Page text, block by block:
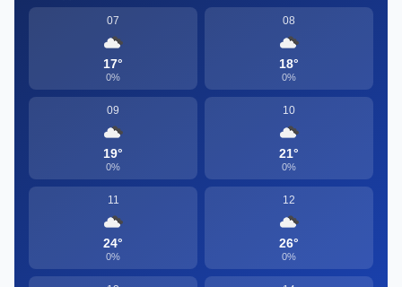
07
17°
0%
08
18°
0%
09
19°
0%
10
21°
0%
11
24°
0%
12
26°
0%